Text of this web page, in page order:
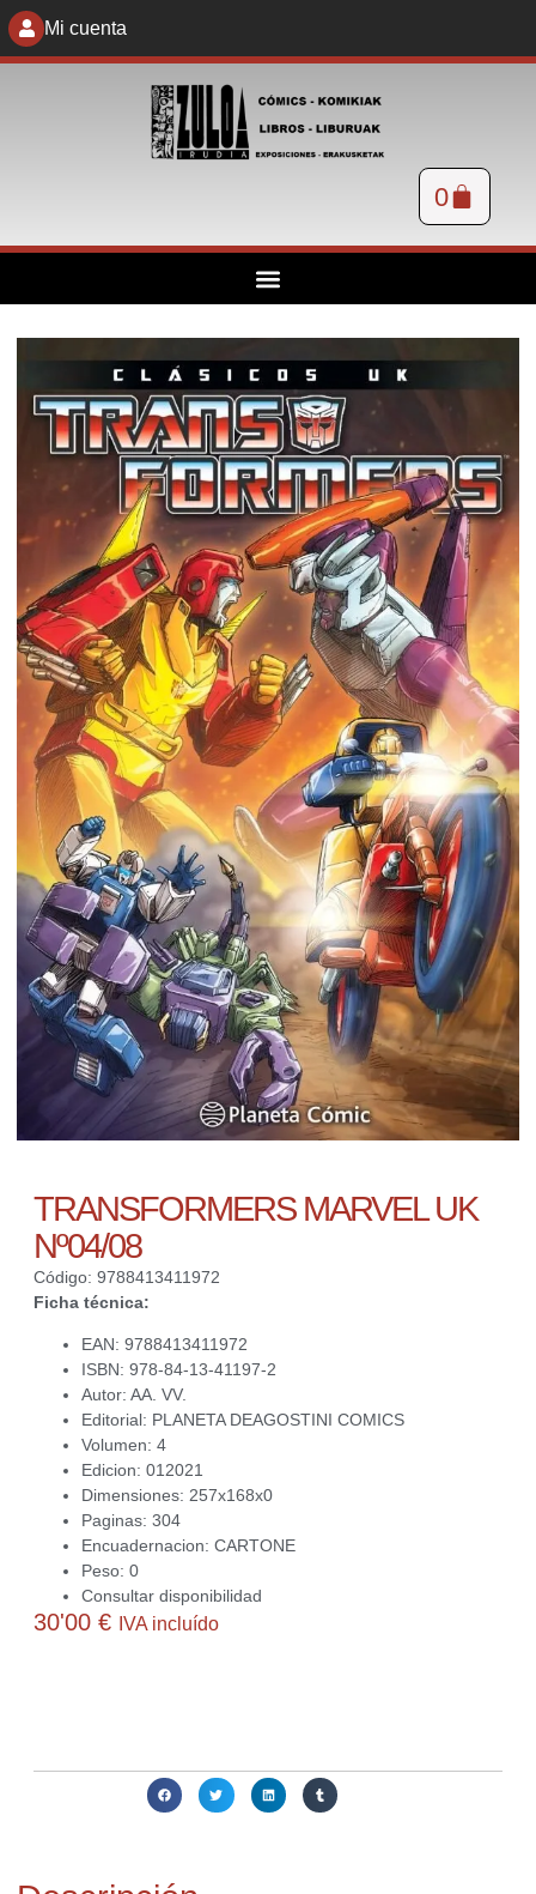
Mi cuenta
0
TRANSFORMERS MARVEL UK
Nº04/08
Código: 9788413411972
Ficha técnica:
EAN: 9788413411972
ISBN: 978-84-13-41197-2
Autor: AA. VV.
Editorial: PLANETA DEAGOSTINI COMICS
Volumen: 4
Edicion: 012021
Dimensiones: 257x168x0
Paginas: 304
Encuadernacion: CARTONE
Peso: 0
Consultar disponibilidad
30'00 € IVA incluído